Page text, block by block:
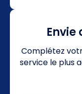
Envie
Complétez
service le plus